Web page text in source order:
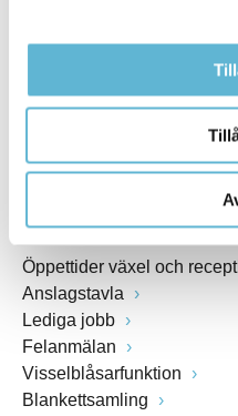
Fax: 0456-82 22 00
Öppettider växel och
Anslagstavla
Lediga jobb
Felanmälan
Visselblåsarfunktion
Blankettsamling